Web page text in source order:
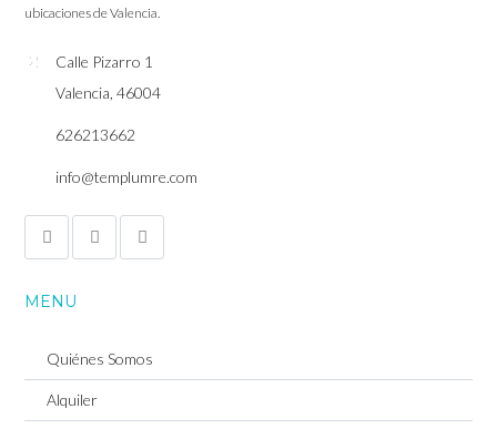
ubicaciones de Valencia.
Calle Pizarro 1
Valencia, 46004
626213662
info@templumre.com
MENU
Quiénes Somos
Alquiler